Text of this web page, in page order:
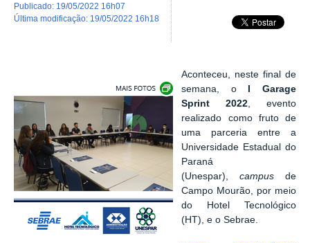
publicado: 19/05/2022 16h07
última modificação: 19/05/2022 16h18
Exibir carrossel de imagens
Aconteceu, neste final de
semana, oI Garage
Sprint 2022 , evento
realizado como fruto de
uma parceria entre a
Universidade Estadual do
Paraná
(Unespar),campus de
Campo Mourão, por meio
do Hotel Tecnológico
(HT), e o Sebrae.